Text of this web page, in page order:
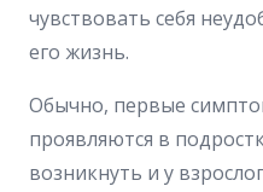
чувствовать себя
его жизнь.
Обычно, первые
проявляются в
возникнуть и у